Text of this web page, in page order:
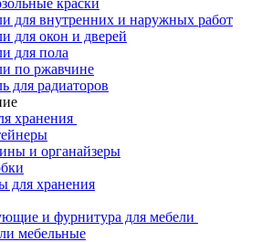
для внутренних и наружных работ
для окон и дверей
для пола
по ржавчине
для радиаторов
хранения
и органайзеры
для хранения
и фурнитура для мебели
мебельные